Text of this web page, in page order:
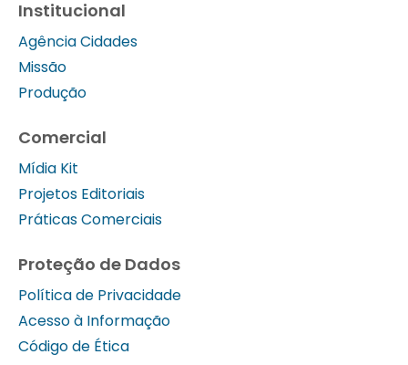
Institucional
Agência Cidades
Missão
Produção
Comercial
Mídia Kit
Projetos Editoriais
Práticas Comerciais
Proteção de Dados
Política de Privacidade
Acesso à Informação
Código de Ética